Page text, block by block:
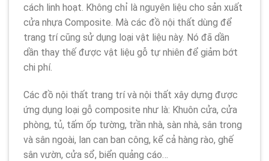
cách linh hoạt. Không chỉ là nguyên liệu cho sản xuất
cửa nhựa Composite. Mà các đồ nội thất dùng để
trang trí cũng sử dụng loại vật liệu này. Nó đã dần
dần thay thế được vật liệu gỗ tự nhiên để giảm bớt
chi phí.
Các đồ nội thất trang trí và nội thất xây dựng được
ứng dụng loại gỗ composite như là: Khuôn cửa, cửa
phòng, tủ, tấm ốp tường, trần nhà, sàn nhà, sân trong
và sân ngoài, lan can ban công, kể cả hàng rào, ghế
sân vườn, cửa sổ, biển quảng cáo…